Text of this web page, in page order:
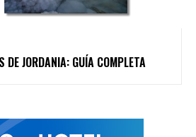
DE JORDANIA: GUÍA COMPLETA